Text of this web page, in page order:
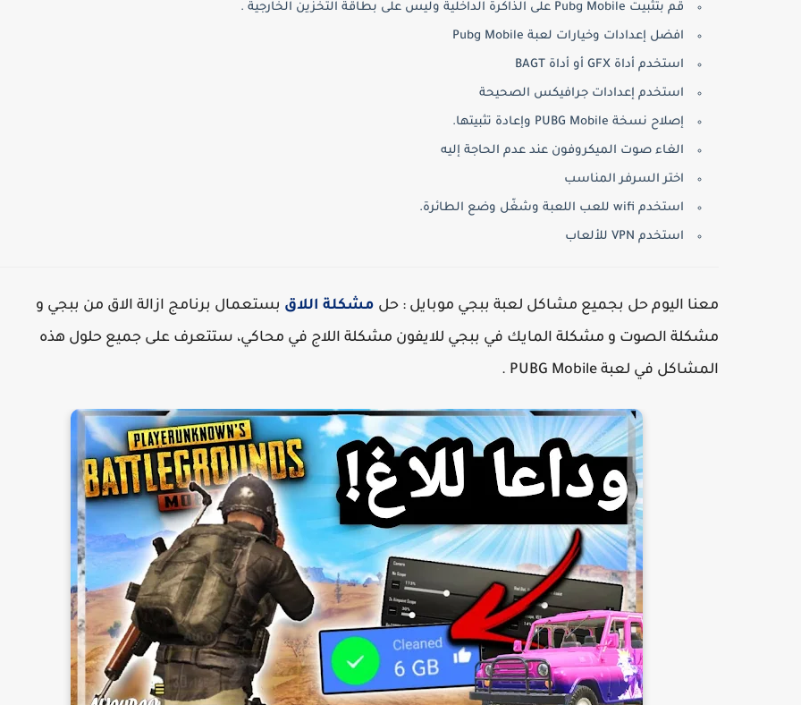
قم بتثبيت Pubg Mobile على الذاكرة الداخلية وليس على بطاقة التخزين الخارجية .
افضل إعدادات وخيارات لعبة Pubg Mobile
استخدم أداة GFX أو أداة BAGT
استخدم إعدادات جرافيكس الصحيحة
إصلاح نسخة PUBG Mobile وإعادة تثبيتها.
الغاء صوت الميكروفون عند عدم الحاجة إليه
اختر السرفر المناسب
استخدم wifi للعب اللعبة وشغّل وضع الطائرة.
استخدم VPN للألعاب
معنا اليوم حل بجميع مشاكل لعبة ببجي موبايل : حل مشكلة اللاق بستعمال برنامج ازالة الاق من ببجي و
مشكلة الصوت و مشكلة المايك في ببجي للايفون مشكلة اللاج في محاكي، ستتعرف على جميع حلول هذه
المشاكل في لعبة PUBG Mobile .